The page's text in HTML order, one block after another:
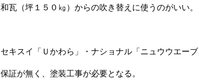
和瓦（坪１５０㎏）からの吹き替えに使うのがいい。
セキスイ「Ｕかわら」・ナショナル「ニュウウエーブ
保証が無く、塗装工事が必要となる。